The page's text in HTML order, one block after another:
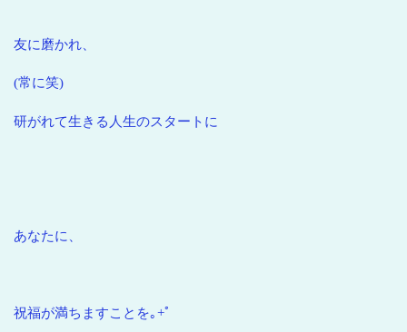
友に磨かれ、
(常に笑)
研がれて生きる人生のスタートに
あなたに、
祝福が満ちますことを｡+ﾟ